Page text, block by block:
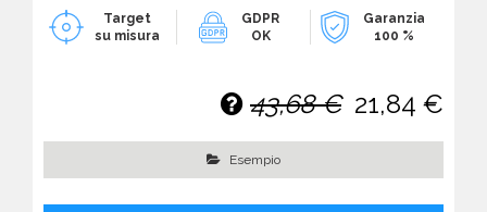
Target
su misura
GDPR
OK
Garanzia
100 %
43,68 € 21,84 €
Esempio